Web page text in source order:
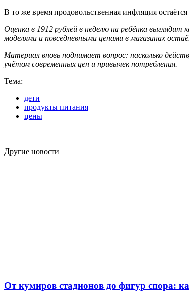
В то же время продовольственная инфляция
Оценка в 1912 рублей в неделю на ребёнка
моделями и повседневными ценами в магазинах
Материал вновь поднимает вопрос: насколько
учётом современных цен и привычек потребления.
Тема:
дети
продукты питания
цены
Другие новости
От кумиров стадионов до фигур спора: